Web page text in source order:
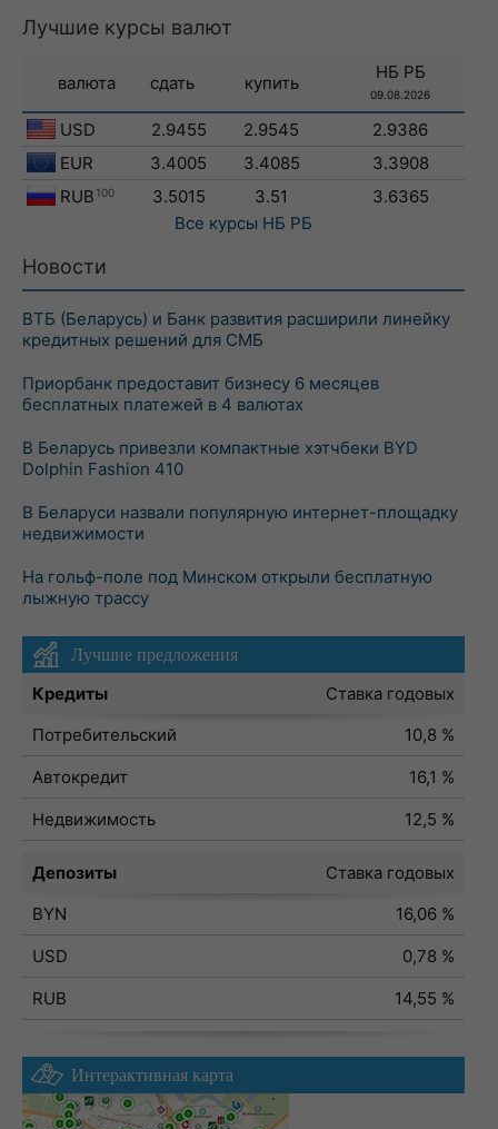
Лучшие курсы валют
валюта сдать купить
НБ РБ
09.08.2026
USD 2.9455 2.9545
2.9386
EUR
3.4005 3.4085
3.3908
RUB 100 3.5015 3.51
3.6365
Все курсы НБ РБ
Новости
ВТБ (Беларусь) и Банк развития расширили линейку
кредитных решений для СМБ
Приорбанк предоставит бизнесу 6 месяцев
бесплатных платежей в 4 валютах
В Беларусь привезли компактные хэтчбеки BYD
Dolphin Fashion 410
В Беларуси назвали популярную интернет-площадку
недвижимости
На гольф-поле под Минском открыли бесплатную
лыжную трассу
Лучшие предложения
Кредиты
Ставка годовых
Потребительский
10,8 %
Автокредит
16,1 %
Недвижимость
12,5 %
Депозиты
Ставка годовых
BYN
16,06 %
USD
0,78 %
RUB
14,55 %
Интерактивная карта